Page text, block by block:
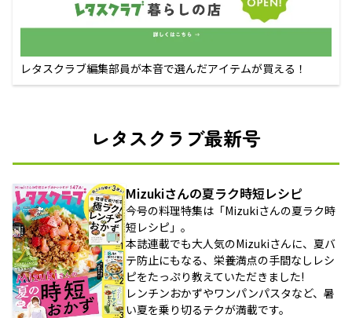
レタスクラブ編集部員が本音で選んだアイテムが買える！
レタスクラブ最新号
Mizukiさんの夏ラク時短レシピ
今号の料理特集は「Mizukiさんの夏ラク時
短レシピ」。
本誌連載でも大人気のMizukiさんに、夏バ
テ防止にもなる、栄養満点の手間なしレシ
ピをたっぷり教えていただきました!
レンチンおかずやワンパンパスタなど、暑
い夏を乗り切るテクが満載です。